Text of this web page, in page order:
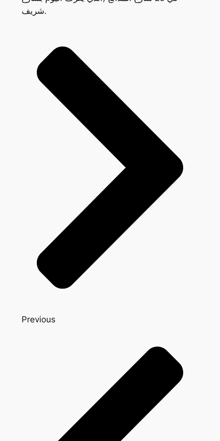
شريف.
Previous